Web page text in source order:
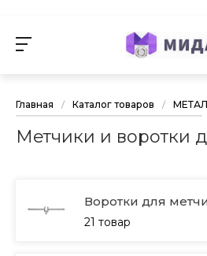
Главная / Каталог товаров /
Метчики и воротки
Воротки для
21 товар